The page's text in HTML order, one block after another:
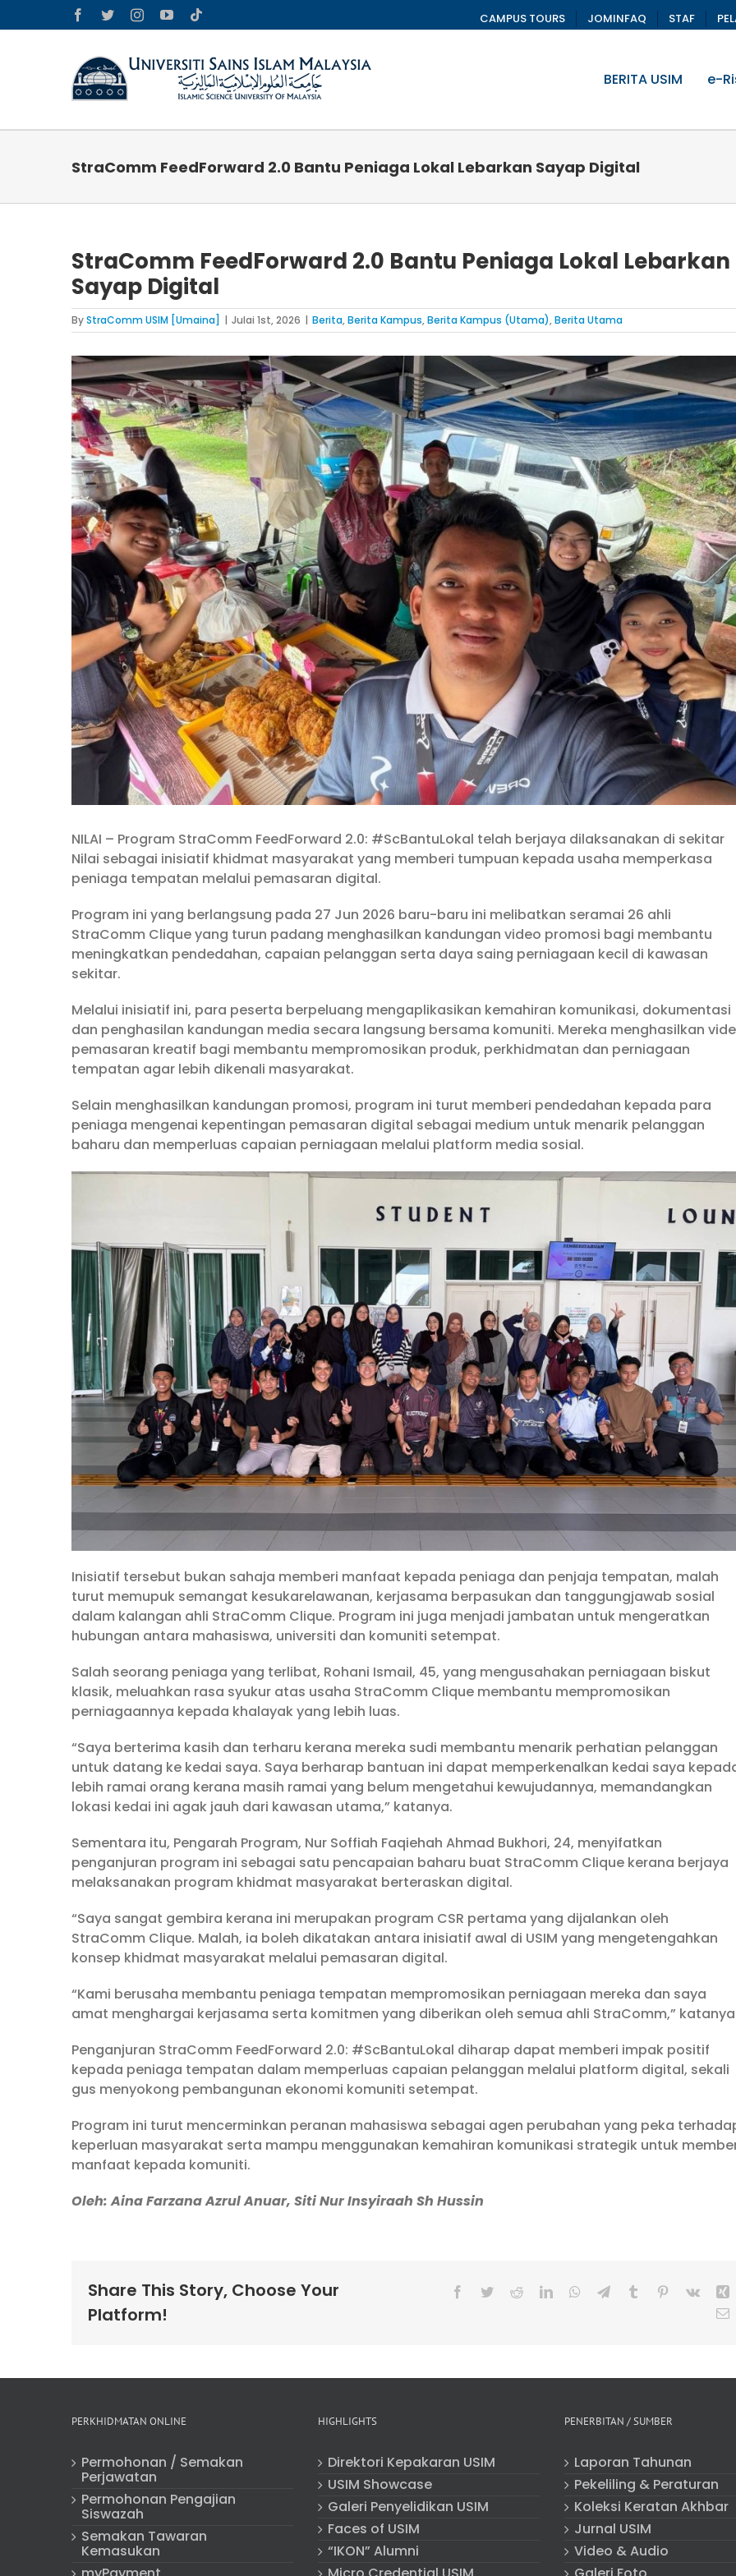
to
Facebook
TwitterInstagramYouTube CAMPUS TOURS JOMINFAQ STAF
BERITA USIM e-
StraComm FeedForward 2.0 Bantu Peniaga Lokal Lebarkan Sayap Digital
StraComm FeedForward 2.0 Bantu Peniaga Lokal Lebarkan
Sayap Digital
ByStraComm USIM [Umaina] | Julai 1st, 2026 | Berita,Berita Kampus,Berita Kampus (Utama),Berita Utama
View
Larger
Image
NILAI – Program StraComm FeedForward 2.0: #ScBantuLokal telah berjaya dilaksanakan di sekitar
Nilai sebagai inisiatif khidmat masyarakat yang memberi tumpuan kepada usaha memperkasa
peniaga tempatan melalui pemasaran digital.
Program ini yang berlangsung pada 27 Jun 2026 baru-baru ini melibatkan seramai 26 ahli
StraComm Clique yang turun padang menghasilkan kandungan video promosi bagi membantu
meningkatkan pendedahan, capaian pelanggan serta daya saing perniagaan kecil di kawasan
sekitar.
Melalui inisiatif ini, para peserta berpeluang mengaplikasikan kemahiran komunikasi, dokumentasi
dan penghasilan kandungan media secara langsung bersama komuniti. Mereka menghasilkan
pemasaran kreatif bagi membantu mempromosikan produk, perkhidmatan dan perniagaan
tempatan agar lebih dikenali masyarakat.
Selain menghasilkan kandungan promosi, program ini turut memberi pendedahan kepada para
peniaga mengenai kepentingan pemasaran digital sebagai medium untuk menarik pelanggan
baharu dan memperluas capaian perniagaan melalui platform media sosial.
Inisiatif tersebut bukan sahaja memberi manfaat kepada peniaga dan penjaja tempatan, malah
turut memupuk semangat kesukarelawanan, kerjasama berpasukan dan tanggungjawab sosial
dalam kalangan ahli StraComm Clique. Program ini juga menjadi jambatan untuk mengeratkan
hubungan antara mahasiswa, universiti dan komuniti setempat.
Salah seorang peniaga yang terlibat, Rohani Ismail, 45, yang mengusahakan perniagaan biskut
klasik, meluahkan rasa syukur atas usaha StraComm Clique membantu mempromosikan
perniagaannya kepada khalayak yang lebih luas.
“Saya berterima kasih dan terharu kerana mereka sudi membantu menarik perhatian pelanggan
untuk datang ke kedai saya. Saya berharap bantuan ini dapat memperkenalkan kedai saya
lebih ramai orang kerana masih ramai yang belum mengetahui kewujudannya, memandangkan
lokasi kedai ini agak jauh dari kawasan utama,” katanya.
Sementara itu, Pengarah Program, Nur Soffiah Faqiehah Ahmad Bukhori, 24, menyifatkan
penganjuran program ini sebagai satu pencapaian baharu buat StraComm Clique kerana berjaya
melaksanakan program khidmat masyarakat berteraskan digital.
“Saya sangat gembira kerana ini merupakan program CSR pertama yang dijalankan oleh
StraComm Clique. Malah, ia boleh dikatakan antara inisiatif awal di USIM yang mengetengahkan
konsep khidmat masyarakat melalui pemasaran digital.
“Kami berusaha membantu peniaga tempatan mempromosikan perniagaan mereka dan saya
amat menghargai kerjasama serta komitmen yang diberikan oleh semua ahli StraComm,”
Penganjuran StraComm FeedForward 2.0: #ScBantuLokal diharap dapat memberi impak positif
kepada peniaga tempatan dalam memperluas capaian pelanggan melalui platform digital, sekali
gus menyokong pembangunan ekonomi komuniti setempat.
Program ini turut mencerminkan peranan mahasiswa sebagai agen perubahan yang peka
keperluan masyarakat serta mampu menggunakan kemahiran komunikasi strategik untuk
manfaat kepada komuniti.
Oleh: Aina Farzana Azrul Anuar, Siti Nur Insyiraah Sh Hussin
Share This Story, Choose Your
Platform!
Facebook
TwitterRedditLinkedInWhatsApp
TelegramTumblr Pinterest
Vk
PERKHIDMATAN ONLINE
Permohonan / Semakan
Perjawatan
Permohonan Pengajian
Siswazah
Semakan Tawaran
Kemasukan
HIGHLIGHTS
Direktori Kepakaran USIM
USIM Showcase
Galeri Penyelidikan USIM
Faces of USIM
“IKON” Alumni
PENERBITAN / SUMBER
Laporan Tahunan
Pekeliling & Peraturan
Koleksi Keratan Akhbar
Jurnal USIM
Video & Audio